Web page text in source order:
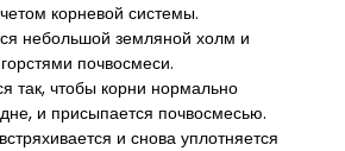
корневой системы.
небольшой земляной холм и
почвосмеси.
так, чтобы корни нормально
и присыпается почвосмесью.
и снова уплотняется